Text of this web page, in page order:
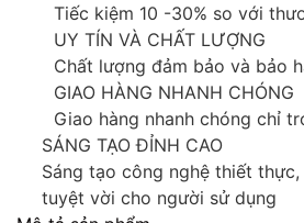
Tiếc kiệm 10 -30% so với
UY TÍN VÀ CHẤT LƯỢNG
Chất lượng đảm bảo và bảo
GIAO HÀNG NHANH CHÓNG
Giao hàng nhanh chóng chỉ
SÁNG TẠO ĐỈNH CAO
Sáng tạo công nghệ thiết
tuyệt vời cho người sử dụng